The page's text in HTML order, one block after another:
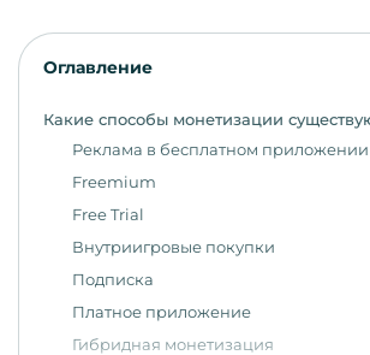
Оглавление
Какие способы монетизации
Реклама в бесплатном приложении
Freemium
Free Trial
Внутриигровые покупки
Подписка
Платное приложение
Гибридная монетизация